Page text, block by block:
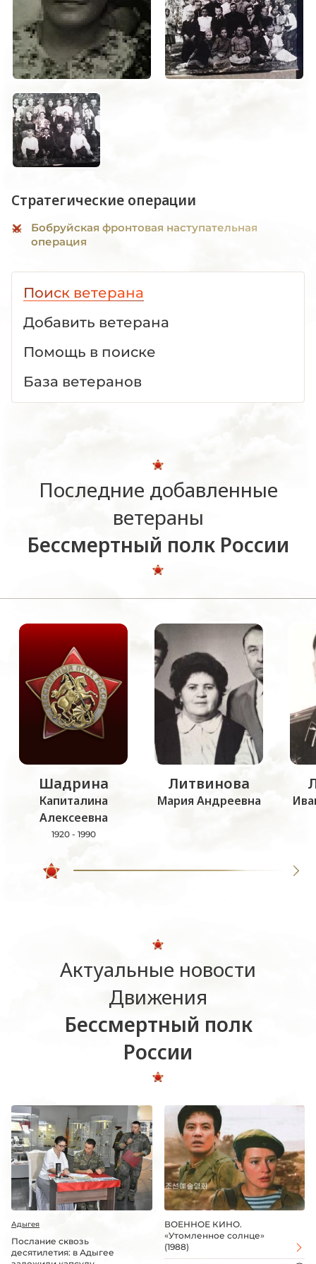
Стратегические операции
Бобруйская фронтовая наступательная
операция
Поиск ветерана
Добавить ветерана
Помощь в поиске
База ветеранов
Последние добавленные
ветераны
Бессмертный полк России
Шадрина
Капиталина
Алексеевна
1920 - 1990
Литвинова
Мария Андреевна
Актуальные новости
Движения
Бессмертный полк
России
Адыгея
Послание сквозь
десятилетия: в Адыгее
ВОЕННОЕ КИНО.
«Утомленное солнце»
(1988)